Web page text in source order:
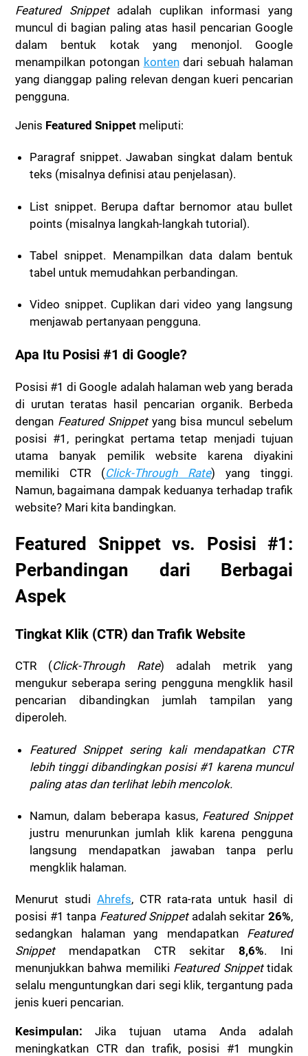
Featured Snippetadalah cuplikan informasi yang
muncul di bagian paling atas hasil pencarian Google
dalam bentuk kotak yang menonjol. Google
menampilkan potongan kontendari sebuah halaman
yang dianggap paling relevan dengan kueri pencarian
pengguna.
Jenis Featured Snippet meliputi:
Paragraf snippet. Jawaban singkat dalam bentuk
teks (misalnya definisi atau penjelasan).
List snippet. Berupa daftar bernomor atau bullet
points (misalnya langkah-langkah tutorial).
Tabel snippet. Menampilkan data dalam bentuk
tabel untuk memudahkan perbandingan.
Video snippet. Cuplikan dari video yang langsung
menjawab pertanyaan pengguna.
Apa Itu Posisi #1 di Google?
Posisi #1 di Google adalah halaman web yang berada
di urutan teratas hasil pencarian organik. Berbeda
dengan Featured Snippetyang bisa muncul sebelum
posisi #1, peringkat pertama tetap menjadi tujuan
utama banyak pemilik website karena diyakini
memiliki CTR (Click-Through Rate) yang tinggi.
Namun, bagaimana dampak keduanya terhadap trafik
website? Mari kita bandingkan.
Featured Snippet vs. Posisi #1:
Perbandingan dari Berbagai
Aspek
Tingkat Klik (CTR) dan Trafik Website
CTR (Click-Through Rate) adalah metrik yang
mengukur seberapa sering pengguna mengklik hasil
pencarian dibandingkan jumlah tampilan yang
diperoleh.
Featured Snippetsering kali mendapatkan CTR
lebih tinggi dibandingkan posisi #1 karena muncul
paling atas dan terlihat lebih mencolok.
Namun, dalam beberapa kasus, Featured Snippet
justru menurunkan jumlah klik karena pengguna
langsung mendapatkan jawaban tanpa perlu
mengklik halaman.
Menurut studi Ahrefs, CTR rata-rata untuk hasil di
posisi #1 tanpa Featured Snippetadalah sekitar26%,
sedangkan halaman yang mendapatkan Featured
Snippetmendapatkan CTR sekitar 8,6%. Ini
menunjukkan bahwa memiliki Featured Snippettidak
selalu menguntungkan dari segi klik, tergantung pada
jenis kueri pencarian.
Kesimpulan: Jika tujuan utama Anda adalah
meningkatkan CTR dan trafik, posisi #1 mungkin